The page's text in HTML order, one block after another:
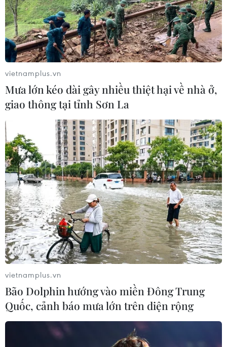
Nguyên Tổng Giám đốc TISCO Trần
Trọng Mừng nhận án 9,5 năm tù
20/04/2021 11:31
Sau hơn 1 tuần xét xử và nghị án, chiều 20/4, Tòa án
Nhân dân Hà Nội tuyên án phạt các bị cáo trong vụ án
xảy ra ở TISCO; trong đó Trần Trọng Mừng, nguyên
Tổng Giám bị tuyên phạt 9 năm 6 tháng tù.
vietnamplus.vn
Mưa lớn kéo dài gây nhiều thiệt hại về nhà ở,
giao thông tại tỉnh Sơn La
vietnamplus.vn
Bão Dolphin hướng vào miền Đông Trung
Quốc, cảnh báo mưa lớn trên diện rộng